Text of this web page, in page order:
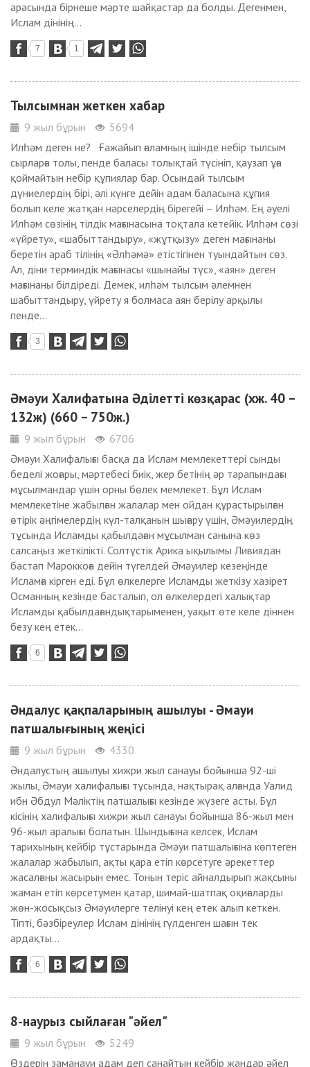
арасында бірнеше мәрте шайқастар да болды. Дегенмен,
Ислам дінінің...
7 1
Тылсымнан жеткен хабар
9 жыл бұрын
5694
Илһәм деген не? Ғажайып ғаламның ішінде небір тылсым
сырларға толы, пенде баласы толықтай түсініп, қаузап ұға
қоймайтын небір құпиялар бар. Осындай тылсым
дүниелердің бірі, әлі күнге дейін адам баласына құпия
болып келе жатқан нәрселердің бірегейі – Илһәм. Ең әуелі
Илһәм сөзінің тілдік мағынасына тоқтала кетейік. Илһәм сөзі
«үйрету», «шабыттандыру», «жұтқызу» деген мағынаны
беретін араб тілінің «Әлһәмә» етістігінен туындайтын сөз.
Ал, діни терминдік мағынасы «шынайы түс», «аян» деген
мағынаны білдіреді. Демек, илһәм тылсым әлемнен
шабыттандыру, үйрету я болмаса аян берілу арқылы
пенде...
3
Әмәуи Халифатына Әділетті көзқарас (хж. 40 –
132ж) (660 – 750ж.)
9 жыл бұрын
6706
Әмәуи Халифалығы басқа да Ислам мемлекеттері сынды
беделі жоғары, мәртебесі биік, жер бетінің әр тарапындағы
мұсылмандар үшін орны бөлек мемлекет. Бұл Ислам
мемлекетіне жабылған жалалар мен ойдан құрастырылған
өтірік әңгімелердің күл-талқанын шығару үшін, Әмәуилердің
тұсында Исламды қабылдаған мұсылман санына көз
салсаңыз жеткілікті. Солтүстік Арика ықылымы Ливиядан
бастап Мароккоға дейін түгелдей Әмәуилер кезеңінде
Исламға кірген еді. Бұл өлкелерге Исламды жеткізу хазірет
Османның кезінде басталып, ол өлкелердегі халықтар
Исламды қабылдағандықтарыменен, уақыт өте келе діннен
безу кең етек...
6
Әндалус қақпаларының ашылуы - Әмауи
патшалығының жеңісі
9 жыл бұрын
4330
Әндалустың ашылуы хижри жыл санауы бойынша 92-ші
жылы, Әмәуи халифалығы тұсында, нақтырақ алғанда Уалид
ибн Әбдул Мәліктің патшалығы кезінде жүзеге асты. Бұл
кісінің халифалығы хижри жыл санауы бойынша 86-жыл мен
96-жыл аралығы болатын. Шындығына келсек, Ислам
тарихының кейбір тұстарында Әмәуи патшалығына көптеген
жалалар жабылып, ақты қара етіп көрсетуге әрекеттер
жасалғаны жасырын емес. Тонын теріс айналдырып жақсыны
жаман етіп көрсетумен қатар, шимай-шатпақ оқиғаларды
жөн-жосықсыз Әмәуилерге телінуі кең етек алып кеткен.
Тіпті, бәзбіреулер Ислам дінінің гүлденген шағын тек
ардақты...
6
8-наурыз сыйлаған "әйел"
9 жыл бұрын
5249
Өздерін заманауи адам деп санайтын кейбір жандар әйел